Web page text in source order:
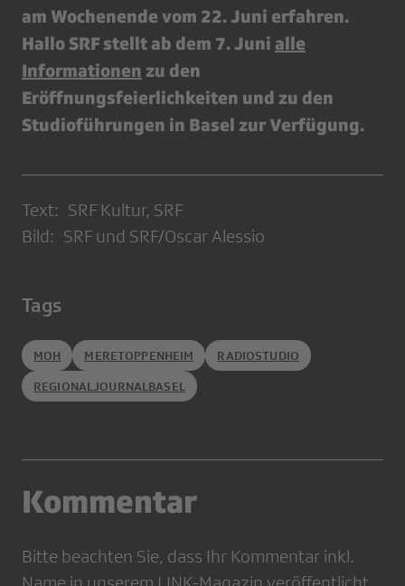
am Wochenende vom 22. Juni erfahren.
Hallo SRF stellt ab dem 7. Juni alle
Informationen zu den
Eröffnungsfeierlichkeiten und zu den
Studioführungen in Basel zur Verfügung.
Text: SRF Kultur, SRF
Bild: SRF und SRF/Oscar Alessio
Tags
MOH MERETOPPENHEIM RADIOSTUDIO
REGIONALJOURNALBASEL
Kommentar
Bitte beachten Sie, dass Ihr Kommentar inkl.